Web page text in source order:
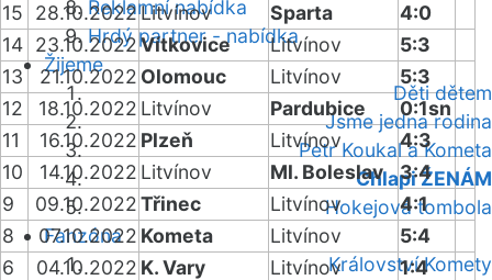
Reklamní nabídka
Hrdý partner - nabídka
Žijeme
Děti dětem
Jsme jedna rodina
Petr Koukal a Kometa
Chlapi ŽENÁM
Hokejová tombola
Fanzóna
Království Komety
15 28.10.2022Litvínov Sparta
4:0
14 23.10.2022Vítkovice Litvínov
5:3
13
21.10.2022 Olomouc Litvínov
5:3
12
18.10.2022 Litvínov Pardubice
0:1sn
11
16.10.2022 Plzeň Litvínov
4:3
10
14.10.2022 Litvínov Ml. Boleslav
3:4
9
09.10.2022Třinec Litvínov
4:1
8
07.10.2022 Kometa Litvínov
5:4
6
04.10.2022 K. Vary Litvínov
1:4